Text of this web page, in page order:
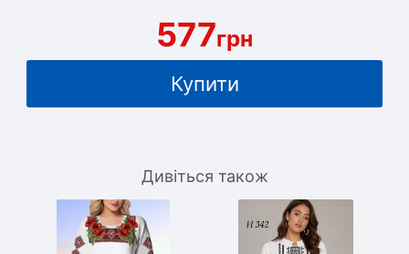
577грн
Купити
Дивіться також